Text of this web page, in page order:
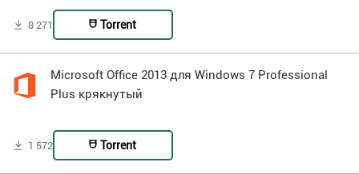
8 271 Torrent
Microsoft Office 2013 для Windows 7 Professional
Plus крякнутый
1 572 Torrent